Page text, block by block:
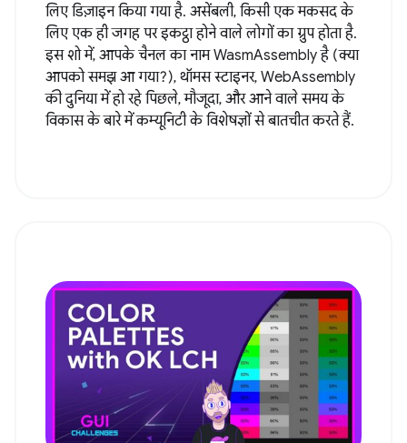
लिए डिज़ाइन किया गया है. असेंबली, किसी एक मकसद के
लिए एक ही जगह पर इकट्ठा होने वाले लोगों का ग्रुप होता है.
इस शो में, आपके चैनल का नाम WasmAssembly है (क्या
आपको समझ आ गया?), थॉमस स्टाइनर, WebAssembly
की दुनिया में हो रहे पिछले, मौजूदा, और आने वाले समय के
विकास के बारे में कम्यूनिटी के विशेषज्ञों से बातचीत करते हैं.